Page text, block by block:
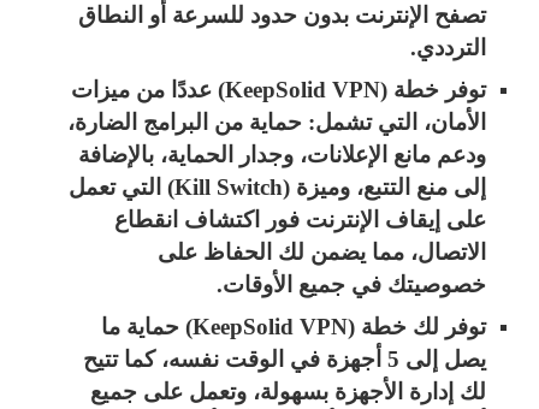
تصفح الإنترنت بدون حدود للسرعة أو النطاق
الترددي.
توفر خطة (KeepSolid VPN) عددًا من ميزات
الأمان، التي تشمل: حماية من البرامج الضارة،
ودعم مانع الإعلانات، وجدار الحماية، بالإضافة
إلى منع التتبع، وميزة (Kill Switch) التي تعمل
على إيقاف الإنترنت فور اكتشاف انقطاع
الاتصال، مما يضمن لك الحفاظ على
خصوصيتك في جميع الأوقات.
توفر لك خطة (KeepSolid VPN) حماية ما
يصل إلى 5 أجهزة في الوقت نفسه، كما تتيح
لك إدارة الأجهزة بسهولة، وتعمل على جميع